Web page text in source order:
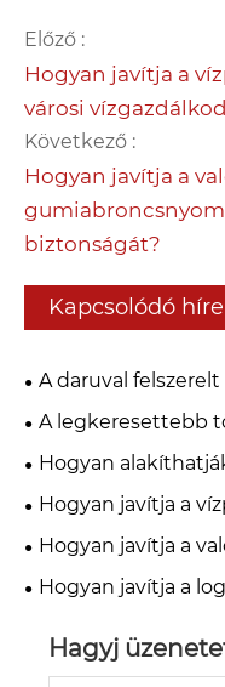
Előző :
Hogyan javítja a
városi
Következő :
Hogyan javítja a
biztonságát?
Kapcsolódó
A daruval
keresi? Az Isuzu
mentőjárművét
tengerentúlon
A legkeresettebb
nagykereskedelmi
Hogyan
hideglánc
Hogyan javítja a
vízgazdálkodást?
Hogyan javítja a
ellenőrzés a
Hogyan javítja a
modern ellátási
Hagyj